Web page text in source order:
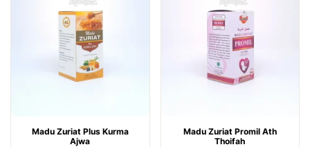
Madu Zuriat Plus Kurma
Ajwa
Madu Zuriat Promil Ath
Thoifah